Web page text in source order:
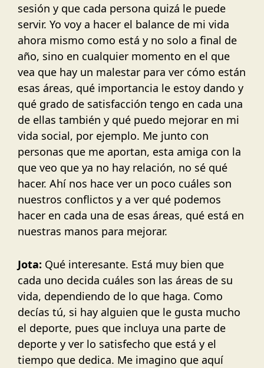
sesión y que cada persona quizá le puede
servir. Yo voy a hacer el balance de mi vida
ahora mismo como está y no solo a final de
año, sino en cualquier momento en el que
vea que hay un malestar para ver cómo están
esas áreas, qué importancia le estoy dando y
qué grado de satisfacción tengo en cada una
de ellas también y qué puedo mejorar en mi
vida social, por ejemplo. Me junto con
personas que me aportan, esta amiga con la
que veo que ya no hay relación, no sé qué
hacer. Ahí nos hace ver un poco cuáles son
nuestros conflictos y a ver qué podemos
hacer en cada una de esas áreas, qué está en
nuestras manos para mejorar.
Jota: Qué interesante. Está muy bien que
cada uno decida cuáles son las áreas de su
vida, dependiendo de lo que haga. Como
decías tú, si hay alguien que le gusta mucho
el deporte, pues que incluya una parte de
deporte y ver lo satisfecho que está y el
tiempo que dedica. Me imagino que aquí